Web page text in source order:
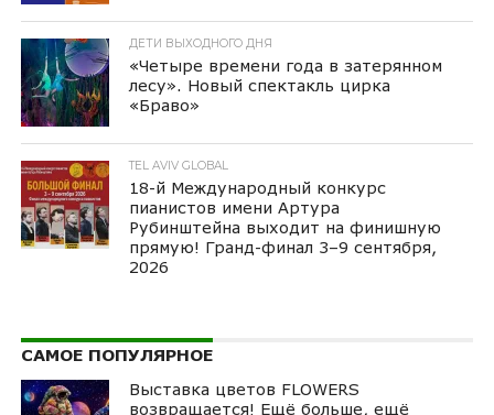
ДЕТИ ВЫХОДНОГО ДНЯ
«Четыре времени года в затерянном
лесу». Новый спектакль цирка
«Браво»
TEL AVIV GLOBAL
18-й Международный конкурс
пианистов имени Артура
Рубинштейна выходит на финишную
прямую! Гранд-финал 3–9 сентября,
2026
САМОЕ ПОПУЛЯРНОЕ
Выставка цветов FLOWERS
возвращается! Ещё больше, ещё